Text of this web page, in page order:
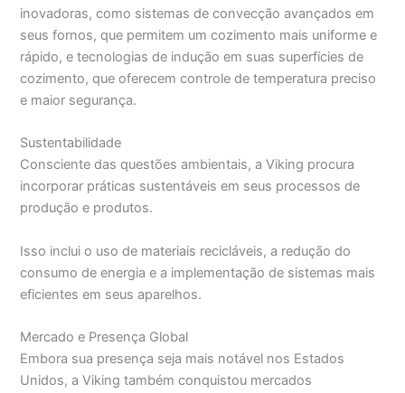
inovadoras, como sistemas de convecção avançados em
seus fornos, que permitem um cozimento mais uniforme e
rápido, e tecnologias de indução em suas superfícies de
cozimento, que oferecem controle de temperatura preciso
e maior segurança.
Sustentabilidade
Consciente das questões ambientais, a Viking procura
incorporar práticas sustentáveis em seus processos de
produção e produtos.
Isso inclui o uso de materiais recicláveis, a redução do
consumo de energia e a implementação de sistemas mais
eficientes em seus aparelhos.
Mercado e Presença Global
Embora sua presença seja mais notável nos Estados
Unidos, a Viking também conquistou mercados